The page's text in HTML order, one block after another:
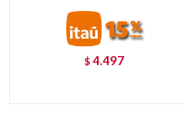
$4.497